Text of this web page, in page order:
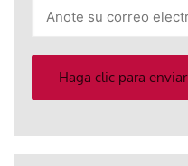
electrónico
Haga clic para enviar